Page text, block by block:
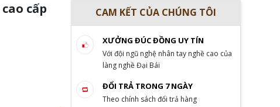
cấp CAM KẾT CỦA CHÚNG TÔI
XƯỞNG ĐÚC ĐỒNG UY TÍN
Với đội ngũ nghệ nhân tay nghề cao của
làng nghề Đại Bái
ĐỔI TRẢ TRONG 7 NGÀY
Theo chính sách đổi trả hàng